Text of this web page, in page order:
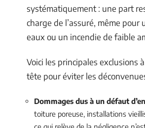
systématiquement : une part
charge de l’assuré, même pour
eaux ou un incendie de faible
Voici les principales exclusions
tête pour éviter les
Dommages dus à un défaut
toiture poreuse, installations